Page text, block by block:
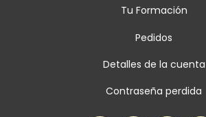
Tu Formación
Pedidos
Detalles de la cuenta
Contraseña perdida